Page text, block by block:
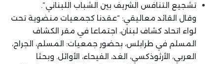
تشجيع التنافس الشريف بين الشباب اللبناني”.
وقال القائد معاليقي: “عقدنا كجمعيات منضوية تحت
لواء اتحاد كشاف لبنان، اجتماعا في مقر الكشاف
المسلم في طرابلس، بحضور جمعيات: المسلم، الجراح،
العربي، الأرثوذكسي، الغد، الفيحاء، الأوائل. وبحثا